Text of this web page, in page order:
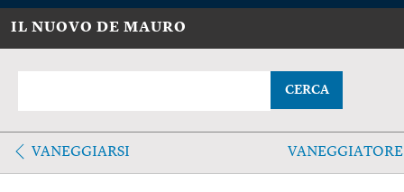
IL NUOVO DE MAURO
CERCA
VANEGGIARSI VANEGGIATORE